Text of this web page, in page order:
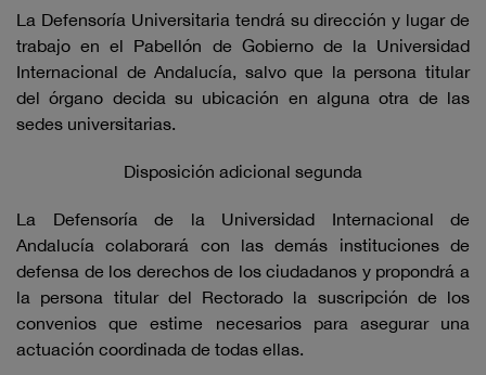
La Defensoría Universitaria tendrá su dirección y lugar de
trabajo en el Pabellón de Gobierno de la Universidad
Internacional de Andalucía, salvo que la persona titular
del órgano decida su ubicación en alguna otra de las
sedes universitarias.
Disposición adicional segunda
La Defensoría de la Universidad Internacional de
Andalucía colaborará con las demás instituciones de
defensa de los derechos de los ciudadanos y propondrá a
la persona titular del Rectorado la suscripción de los
convenios que estime necesarios para asegurar una
actuación coordinada de todas ellas.